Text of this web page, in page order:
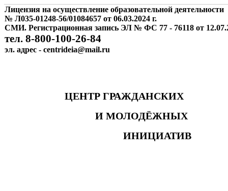
Лицензия на осуществление образовательной деятельности
№ Л035-01248-56/01084657 от 06.03.2024 г.
СМИ. Регистрационная запись ЭЛ № ФС 77 - 76118 от
тел. 8-800-100-26-84
эл. адрес - centrideia@mail.ru
ЦЕНТР ГРАЖДАНСКИХ
И МОЛОДЁЖНЫХ
ИНИЦИАТИВ